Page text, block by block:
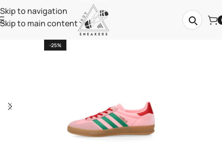
Skip to navigation
Skip to main content
-25%